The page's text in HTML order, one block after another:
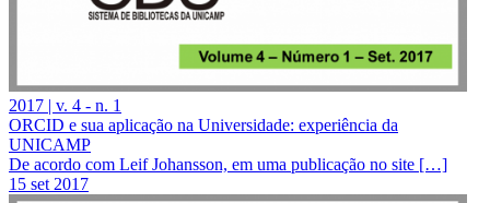
2017 | v. 4 - n. 1
ORCID e sua aplicação na Universidade: experiência da
UNICAMP
De acordo com Leif Johansson, em uma publicação no site […]
15 set 2017